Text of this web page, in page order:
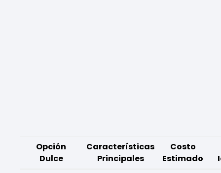
Opción
Dulce
Características
Principales
Costo
Estimado